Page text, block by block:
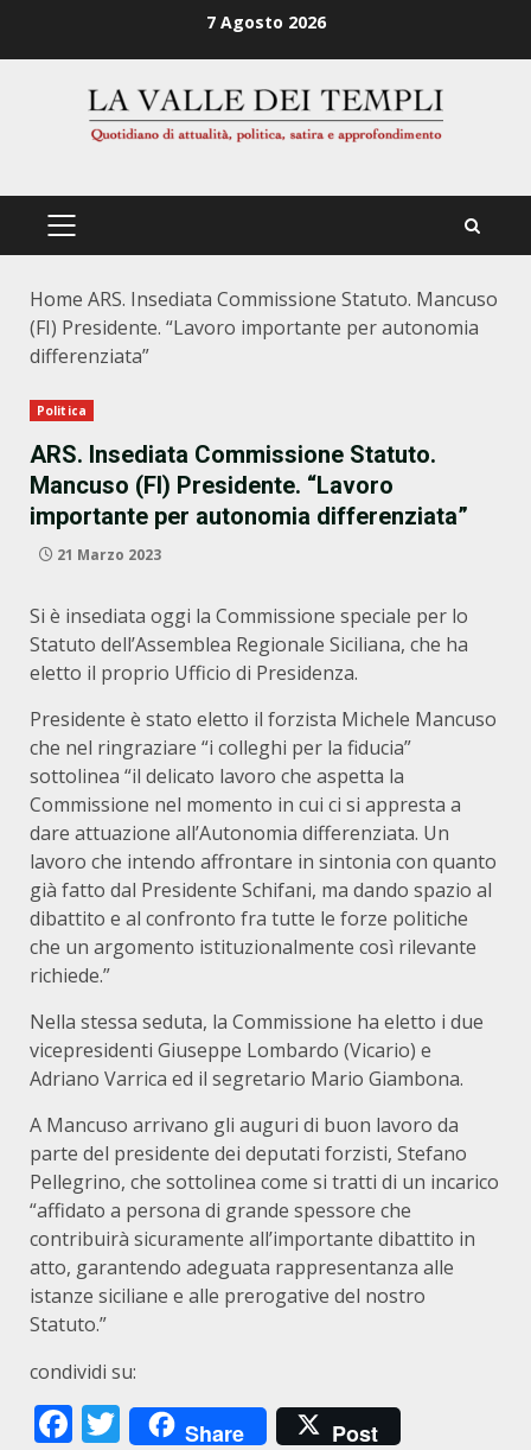
7 Agosto 2026
PRIMÄRES
Home ARS. Insediata Commissione Statuto. Mancuso
(FI) Presidente. “Lavoro importante per autonomia
differenziata”
Politica
ARS. Insediata Commissione Statuto.
Mancuso (FI) Presidente. “Lavoro
importante per autonomia differenziata”
21 Marzo 2023
Si è insediata oggi la Commissione speciale per lo
Statuto dell’Assemblea Regionale Siciliana, che ha
eletto il proprio Ufficio di Presidenza.
Presidente è stato eletto il forzista Michele Mancuso
che nel ringraziare “i colleghi per la fiducia”
sottolinea “il delicato lavoro che aspetta la
Commissione nel momento in cui ci si appresta a
dare attuazione all’Autonomia differenziata. Un
lavoro che intendo affrontare in sintonia con quanto
già fatto dal Presidente Schifani, ma dando spazio al
dibattito e al confronto fra tutte le forze politiche
che un argomento istituzionalmente così rilevante
richiede.”
Nella stessa seduta, la Commissione ha eletto i due
vicepresidenti Giuseppe Lombardo (Vicario) e
Adriano Varrica ed il segretario Mario Giambona.
A Mancuso arrivano gli auguri di buon lavoro da
parte del presidente dei deputati forzisti, Stefano
Pellegrino, che sottolinea come si tratti di un incarico
“affidato a persona di grande spessore che
contribuirà sicuramente all’importante dibattito in
atto, garantendo adeguata rappresentanza alle
istanze siciliane e alle prerogative del nostro
Statuto.”
condividi su:
Facebook
Twitter
Share Post